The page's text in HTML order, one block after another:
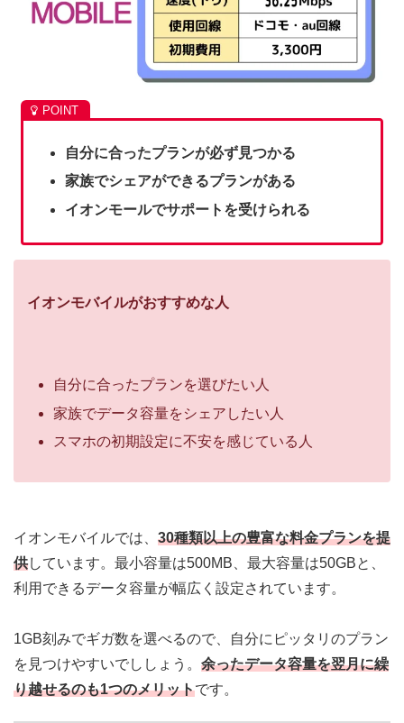
自分に合ったプランが必ず見つかる
家族でシェアができるプランがある
イオンモールでサポートを受けられる
イオンモバイルがおすすめな人
自分に合ったプランを選びたい人
家族でデータ容量をシェアしたい人
スマホの初期設定に不安を感じている人
イオンモバイルでは、 30種類以上の豊富な料金プランを提
供しています。 最小容量は500MB、最大容量は50GBと、
利用できるデータ容量が幅広く設定されています。
1GB刻みでギガ数を選べるので、自分にピッタリのプラン
を見つけやすいでししょう。 余ったデータ容量を翌月に繰
り越せるのも1つのメリットです。